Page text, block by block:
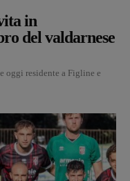
in
del valdarnese
oggi residente a Figline e